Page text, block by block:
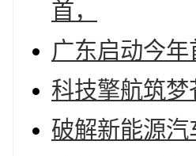
首，
广东启动今
科技擎航筑
破解新能源汽